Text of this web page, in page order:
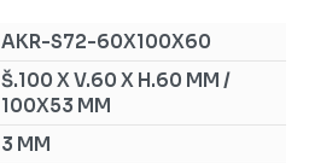
AKR-S72-60X100X60
Š.100 X V.60 X H.60 MM /
100X53 MM
3 MM